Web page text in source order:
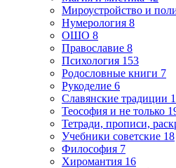
Мироустройство и
Нумерология 8
ОШО 8
Православие 8
Психология 153
Родословные книги 7
Рукоделие 6
Славянские традиции
Теософия и не только
Тетради, прописи,
Учебники советские 18
Философия 7
Хиромантия 16